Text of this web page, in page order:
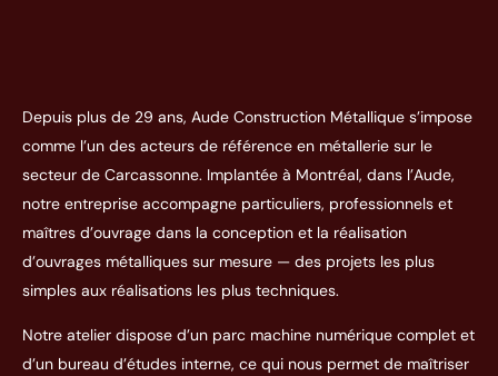
Depuis plus de 29 ans, Aude Construction Métallique s’impose
comme l’un des acteurs de référence en métallerie sur le
secteur de Carcassonne. Implantée à Montréal, dans l’Aude,
notre entreprise accompagne particuliers, professionnels et
maîtres d’ouvrage dans la conception et la réalisation
d’ouvrages métalliques sur mesure — des projets les plus
simples aux réalisations les plus techniques.
Notre atelier dispose d’un parc machine numérique complet et
d’un bureau d’études interne, ce qui nous permet de maîtriser